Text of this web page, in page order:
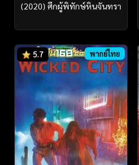
(2020) ศึกผู้พิทักษ์หินจันทรา
5.7 พากย์ไทย